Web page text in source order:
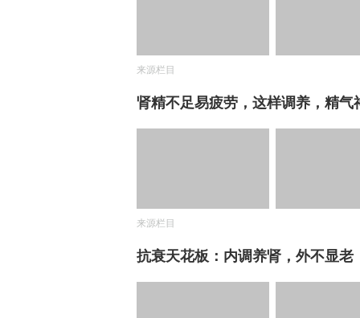
来源栏目
肾精不足易疲劳，这样调养，精气
来源栏目
抗衰天花板：内调养肾，外不显老